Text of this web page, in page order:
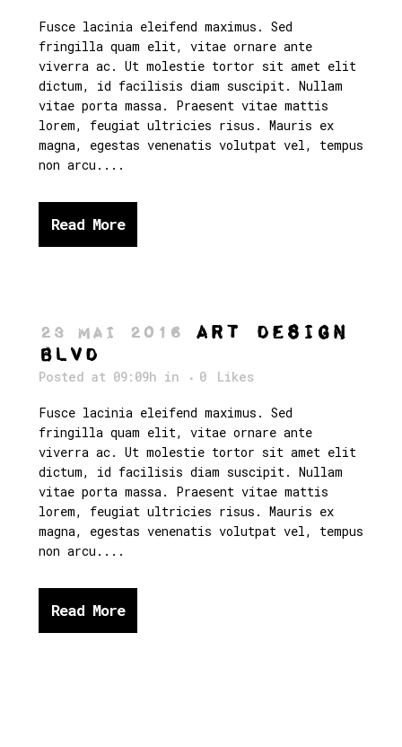
Fusce lacinia eleifend maximus. Sed
fringilla quam elit, vitae ornare ante
viverra ac. Ut molestie tortor sit amet elit
dictum, id facilisis diam suscipit. Nullam
vitae porta massa. Praesent vitae mattis
lorem, feugiat ultricies risus. Mauris ex
magna, egestas venenatis volutpat vel, tempus
non arcu....
Read More
23 Mai 2016
Art Design
Blvd
Posted at 09:09h in 0 Likes
Fusce lacinia eleifend maximus. Sed
fringilla quam elit, vitae ornare ante
viverra ac. Ut molestie tortor sit amet elit
dictum, id facilisis diam suscipit. Nullam
vitae porta massa. Praesent vitae mattis
lorem, feugiat ultricies risus. Mauris ex
magna, egestas venenatis volutpat vel, tempus
non arcu....
Read More